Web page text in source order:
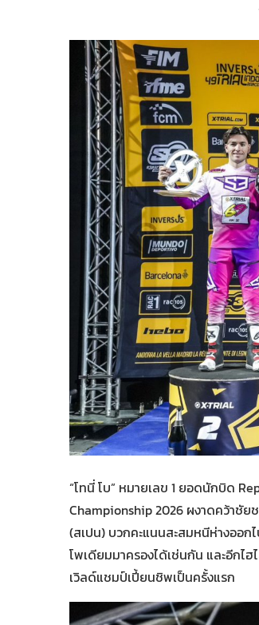
“โทนี่ โบ” หมายเลข 1 ยอดนักบิด
Championship 2026 ผงาดคว้าชัย
(สเปน) บวกคะแนนสะสมหนีห่างออก
โพเดียมมาครองได้เช่นกัน และอีกไ
เวิลด์แชมป์เปี้ยนชิพเป็นครั้งแรก